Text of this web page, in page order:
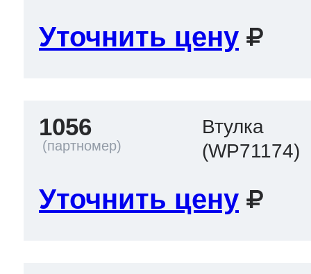
Уточнить цену
1056
Втулка
(WP71174)
Уточнить цену